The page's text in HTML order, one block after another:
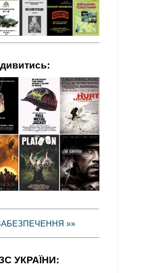
»»
УКРАЇНИ: